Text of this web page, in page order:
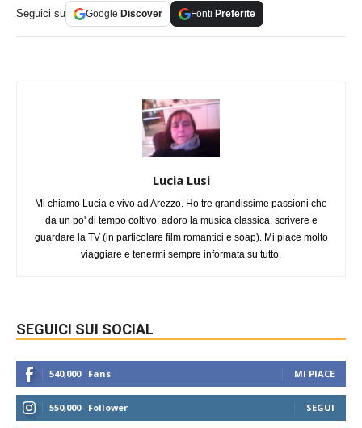
Seguici su Google Discover Fonti Preferite
Lucia Lusi
Mi chiamo Lucia e vivo ad Arezzo. Ho tre grandissime passioni che
da un po' di tempo coltivo: adoro la musica classica, scrivere e
guardare la TV (in particolare film romantici e soap). Mi piace molto
viaggiare e tenermi sempre informata su tutto.
SEGUICI SUI SOCIAL
540,000 Fans MI PIACE
550,000 Follower SEGUI